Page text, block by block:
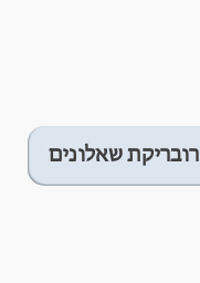
רובריקת שאלונים